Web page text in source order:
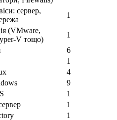
сервер,
1
(VMware,
V тощо)
1
6
1
4
9
1
1
1